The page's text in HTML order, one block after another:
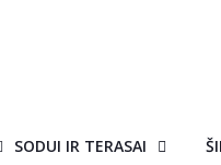
SODUI IR TERASAI